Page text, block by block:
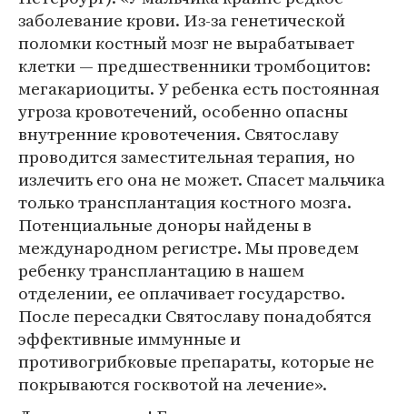
заболевание крови. Из-за генетической
поломки костный мозг не вырабатывает
клетки — предшественники тромбоцитов:
мегакариоциты. У ребенка есть постоянная
угроза кровотечений, особенно опасны
внутренние кровотечения. Святославу
проводится заместительная терапия, но
излечить его она не может. Спасет мальчика
только трансплантация костного мозга.
Потенциальные доноры найдены в
международном регистре. Мы проведем
ребенку трансплантацию в нашем
отделении, ее оплачивает государство.
После пересадки Святославу понадобятся
эффективные иммунные и
противогрибковые препараты, которые не
покрываются госквотой на лечение».